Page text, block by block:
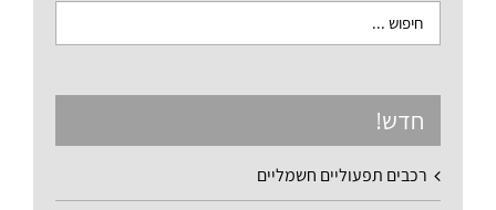
חדש!
רכבים תפעוליים חשמליים